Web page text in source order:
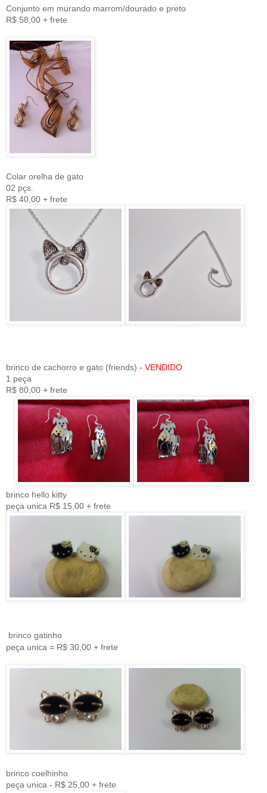
Conjunto em murando marrom/dourado e preto
R$ 58,00 + frete
Colar orelha de gato
02 pçs.
R$ 40,00 + frete
brinco de cachorro e gato (friends) - VENDIDO
1 peça
R$ 80,00 + frete
brinco hello kitty
peça unica R$ 15,00 + frete
brinco gatinho
peça unica = R$ 30,00 + frete
brinco coelhinho
peça unica - R$ 25,00 + frete